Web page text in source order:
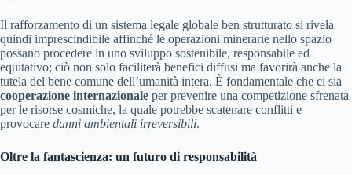
Il rafforzamento di un sistema legale globale ben strutturato si rivela
quindi imprescindibile affinché le operazioni minerarie nello spazio
possano procedere in uno sviluppo sostenibile, responsabile ed
equitativo; ciò non solo faciliterà benefici diffusi ma favorirà anche la
tutela del bene comune dell’umanità intera. È fondamentale che ci sia
cooperazione internazionale per prevenire una competizione sfrenata
per le risorse cosmiche, la quale potrebbe scatenare conflitti e
provocare danni ambientali irreversibili.
Oltre la fantascienza: un futuro di responsabilità